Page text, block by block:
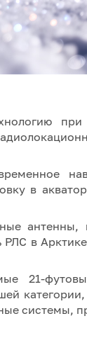
при
в
РЛС в
21-
системы,